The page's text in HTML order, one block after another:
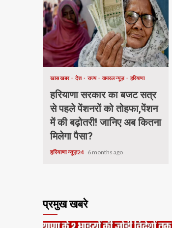
खास खबर देश राज्य वायरल न्यूज़ हरियाणा
हरियाणा सरकार का बजट सत्र
से पहले पेंशनरों को तोहफा,पेंशन
में की बढ़ोतरी! जानिए अब कितना
मिलेगा पैसा?
हरियाणा न्यूज़24 6 months ago
प्रमुख खबरे